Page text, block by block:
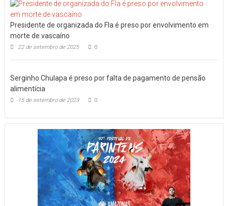
Presidente de organizada do Fla é preso por envolvimento em
morte de vascaíno
22 de setembro de 2025 0
Serginho Chulapa é preso por falta de pagamento de pensão
alimentícia
15 de setembro de 2023 0